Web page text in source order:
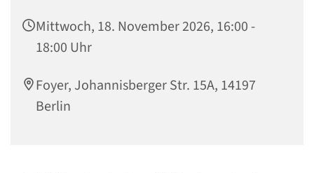
Mittwoch, 18. November 2026, 16:00 -
18:00 Uhr
Foyer, Johannisberger Str. 15A, 14197
Berlin